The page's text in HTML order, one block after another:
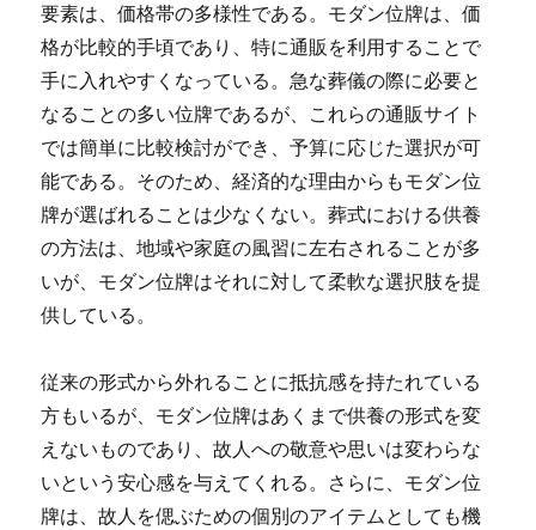
要素は、価格帯の多様性である。モダン位牌は、価
格が比較的手頃であり、特に通販を利用することで
手に入れやすくなっている。急な葬儀の際に必要と
なることの多い位牌であるが、これらの通販サイト
では簡単に比較検討ができ、予算に応じた選択が可
能である。そのため、経済的な理由からもモダン位
牌が選ばれることは少なくない。葬式における供養
の方法は、地域や家庭の風習に左右されることが多
いが、モダン位牌はそれに対して柔軟な選択肢を提
供している。
従来の形式から外れることに抵抗感を持たれている
方もいるが、モダン位牌はあくまで供養の形式を変
えないものであり、故人への敬意や思いは変わらな
いという安心感を与えてくれる。さらに、モダン位
牌は、故人を偲ぶための個別のアイテムとしても機